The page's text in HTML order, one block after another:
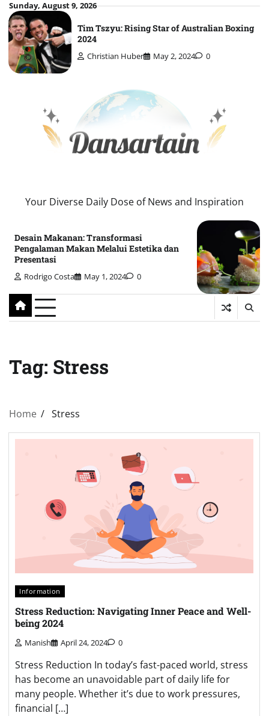
Skip
to
content
Sunday, August 9, 2026
Tim Tszyu: Rising Star of Australian Boxing
2024
Christian Huber May 2, 2024 0
Your Diverse Daily Dose of News and Inspiration
Desain Makanan: Transformasi
Pengalaman Makan Melalui Estetika dan
Presentasi
Rodrigo Costa May 1, 2024 0
Tag: Stress
Home Stress
Information
Stress Reduction: Navigating Inner Peace and Well-
being 2024
Manish April 24, 2024 0
Stress Reduction In today’s fast-paced world, stress
has become an unavoidable part of daily life for
many people. Whether it’s due to work pressures,
financial […]